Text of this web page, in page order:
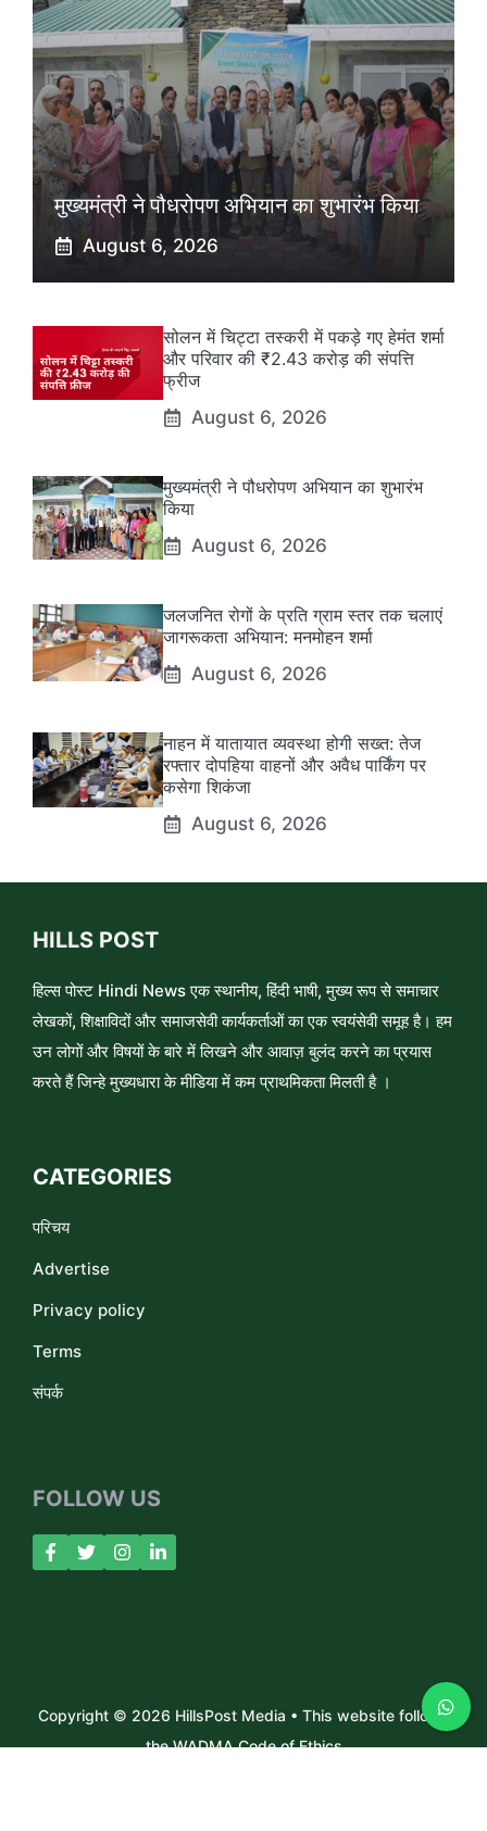
मुख्यमंत्री ने पौधरोपण अभियान का शुभारंभ किया
August 6, 2026
सोलन में चिट्टा तस्करी में पकड़े गए हेमंत शर्मा
और परिवार की ₹2.43 करोड़ की संपत्ति
फ्रीज
August 6, 2026
मुख्यमंत्री ने पौधरोपण अभियान का शुभारंभ
किया
August 6, 2026
जलजनित रोगों के प्रति ग्राम स्तर तक चलाएं
जागरूकता अभियान: मनमोहन शर्मा
August 6, 2026
नाहन में यातायात व्यवस्था होगी सख्त: तेज
रफ्तार दोपहिया वाहनों और अवैध पार्किंग पर
कसेगा शिकंजा
August 6, 2026
HILLS POST
हिल्स पोस्ट Hindi News एक स्थानीय, हिंदी भाषी, मुख्य रूप से समाचार
लेखकों, शिक्षाविदों और समाजसेवी कार्यकर्ताओं का एक स्वयंसेवी समूह है। हम
उन लोगों और विषयों के बारे में लिखने और आवाज़ बुलंद करने का प्रयास
करते हैं जिन्हे मुख्यधारा के मीडिया में कम प्राथमिकता मिलती है ।
CATEGORIES
परिचय
Advertise
Privacy policy
Terms
संपर्क
FOLLOW US
Copyright © 2026 HillsPost Media • This website follows
the WADMA Code of Ethics